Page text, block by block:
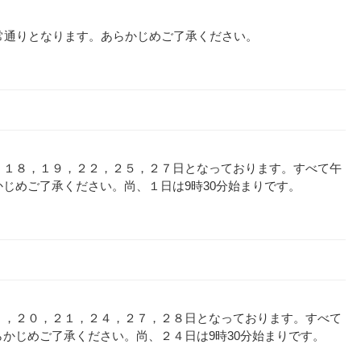
りとなります。あらかじめご了承ください。
８，１９，２２，２５，２７日となっております。すべて午
めご了承ください。尚、１日は9時30分始まりです。
２０，２１，２４，２７，２８日となっております。すべて
じめご了承ください。尚、２４日は9時30分始まりです。